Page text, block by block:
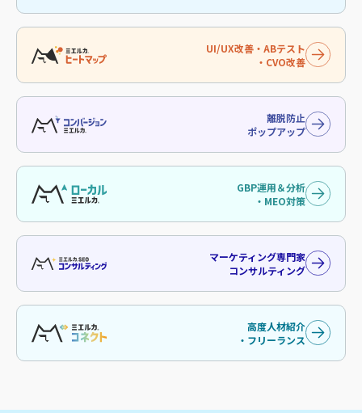
UI/UX改善・ABテスト
・CVO改善
離脱防止
ポップアップ
GBP運用＆分析
・MEO対策
マーケティング専門家
コンサルティング
高度人材紹介
・フリーランス